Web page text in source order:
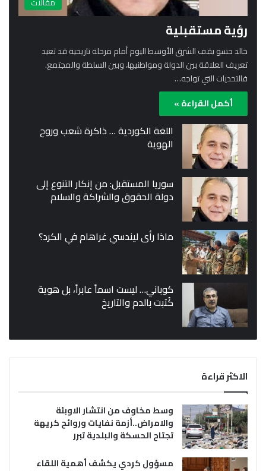
رؤية مستقبلية
خالد حسو يقف الشرق الأوسط اليوم أمام مرحلة تاريخية قد تعيد
تعريف العلاقة بين الدولة ومواطنيها، وبين السلطة والمجتمع.
فالتحديات التي تواجه…
أكمل القراءة »
اللغة الكوردية … ذاكرة شعب وروح
الهوية
سوريا المستقبل: من إنكار التنوع إلى
دولة الحقوق والشراكة والسلام
ماذا رأى ليندسي غراهام في الكرد؟
كوباني… ليست اسماً عابراً، بل هوية
كُتبت بالدم والتاريخ
الاكثر قراءة
وسط مخاوف من انتشار الاوبئة
والامراض..أزمة نفايات وروائح كريهة
تجتاح الحسكة والبلدية تبرر
مسؤول كردي يكشف أهمية اللقاء